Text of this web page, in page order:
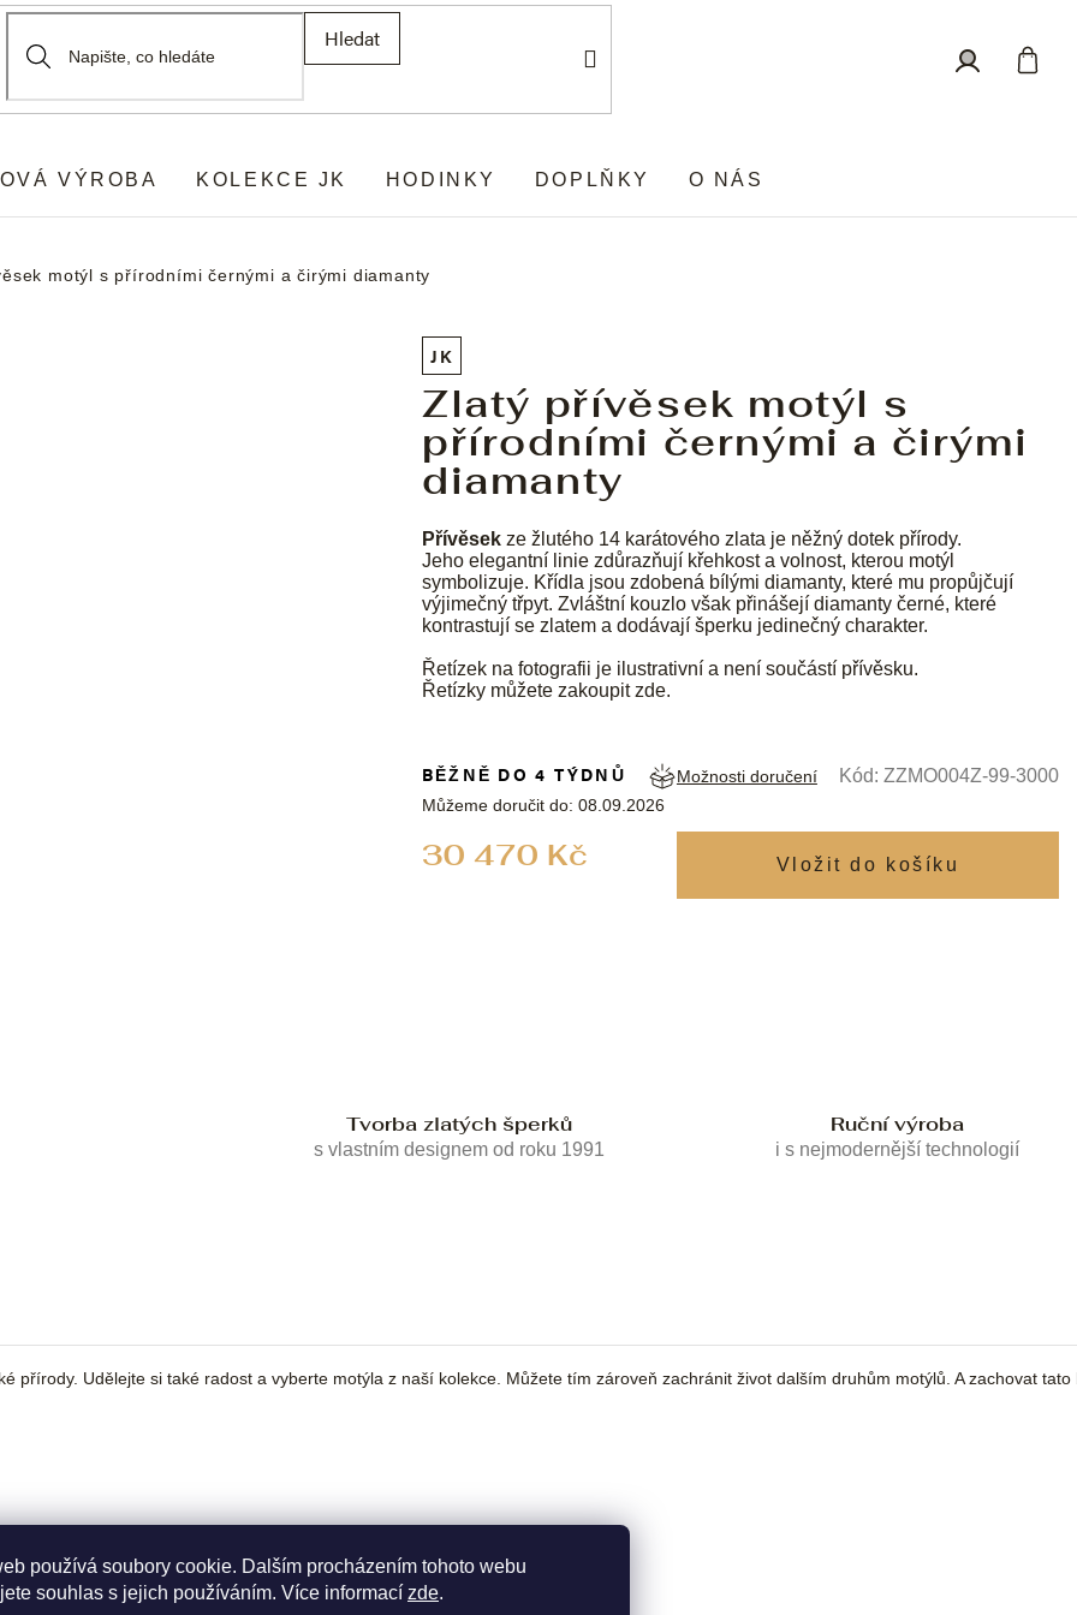
používá soubory cookie. Dalším procházením tohoto webu
souhlas s jejich používáním. Více informací zde.
Hledat
VÝROBA KOLEKCE JK HODINKY DOPLŇKY O NÁS
motýl s přírodními černými a čirými diamanty
JK
Zlatý přívěsek motýl s
přírodními černými a čirými
diamanty
Přívěsek ze žlutého 14 karátového zlata je něžný dotek přírody.
Jeho elegantní linie zdůrazňují křehkost a volnost, kterou motýl
symbolizuje. Křídla jsou zdobená bílými diamanty, které mu propůjčují
výjimečný třpyt. Zvláštní kouzlo však přinášejí diamanty černé, které
kontrastují se zlatem a dodávají šperku jedinečný charakter.
Řetízek na fotografii je ilustrativní a není součástí přívěsku.
Řetízky můžete zakoupitzde.
30 470 Kč
BĚŽNĚ DO 4 TÝDNŮ
Můžeme doručit do: 08.09.2026
Možnosti doručení Kód: ZZMO004Z-99-3000
Tvorba zlatých šperků
s vlastním designem od roku 1991
Ruční výroba
i s nejmodernější technologií
přírody. Udělejte si také radost a vyberte motýla z naší kolekce. Můžete tím zároveň zachránit život dalším druhům motýlů. A zachovat